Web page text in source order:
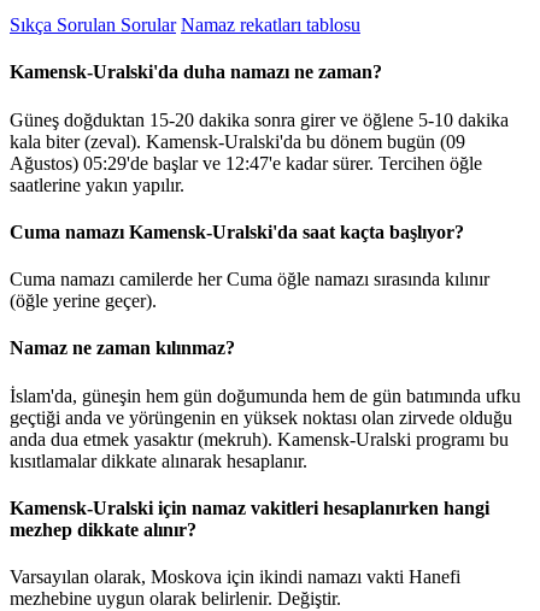
Sıkça Sorulan Sorular Namaz rekatları tablosu
Kamensk-Uralski'da duha namazı ne zaman?
Güneş doğduktan 15-20 dakika sonra girer ve öğlene 5-10 dakika
kala biter (zeval). Kamensk-Uralski'da bu dönem bugün (09
Ağustos) 05:29'de başlar ve 12:47'e kadar sürer. Tercihen öğle
saatlerine yakın yapılır.
Cuma namazı Kamensk-Uralski'da saat kaçta başlıyor?
Cuma namazı camilerde her Cuma öğle namazı sırasında kılınır
(öğle yerine geçer).
Namaz ne zaman kılınmaz?
İslam'da, güneşin hem gün doğumunda hem de gün batımında ufku
geçtiği anda ve yörüngenin en yüksek noktası olan zirvede olduğu
anda dua etmek yasaktır (mekruh). Kamensk-Uralski programı bu
kısıtlamalar dikkate alınarak hesaplanır.
Kamensk-Uralski için namaz vakitleri hesaplanırken hangi
mezhep dikkate alınır?
Varsayılan olarak, Moskova için ikindi namazı vakti Hanefi
mezhebine uygun olarak belirlenir. Değiştir.